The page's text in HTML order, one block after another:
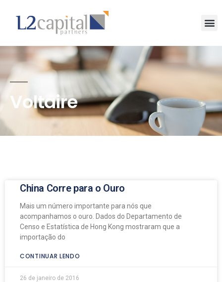
Voltaire
China Corre para o Ouro
Mais um número importante para nós que
acompanhamos o ouro. Dados do Departamento de
Censo e Estatística de Hong Kong mostraram que a
importação do
CONTINUAR LENDO
26 de janeiro de 2016